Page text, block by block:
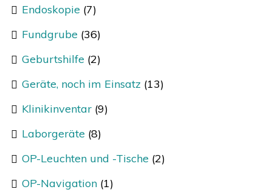
Endoskopie (7)
Fundgrube (36)
Geburtshilfe (2)
Geräte, noch im Einsatz (13)
Klinikinventar (9)
Laborgeräte (8)
OP-Leuchten und -Tische (2)
OP-Navigation (1)